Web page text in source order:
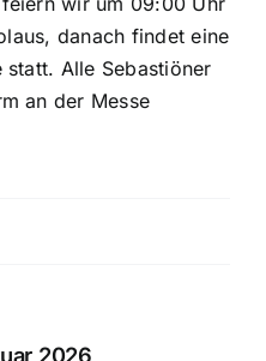
danach findet eine
Alle Sebastiöner
an der Messe
2026